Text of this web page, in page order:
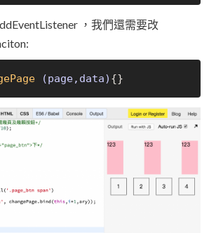
，我們還需要改
(page,data)